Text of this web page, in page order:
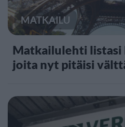
MATKAILU
Matkailulehti listasi
joita nyt pitäisi